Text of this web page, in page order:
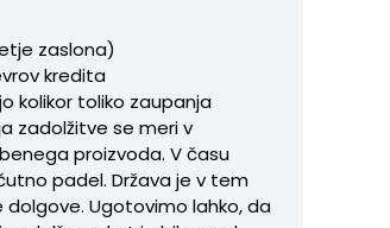
zaslona)
kredita
kolikor toliko zaupanja
zadolžitve se meri v
proizvoda. V času
padel. Država je v tem
Ugotovimo lahko, da